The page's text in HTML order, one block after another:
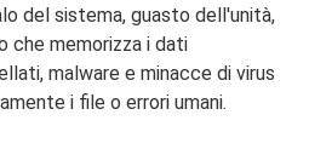
del sistema, guasto dell'unità,
che memorizza i dati
malware e minacce di virus
i file o errori umani.